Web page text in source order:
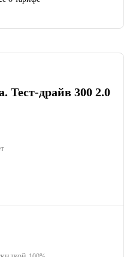
Тест-драйв 300 2.0